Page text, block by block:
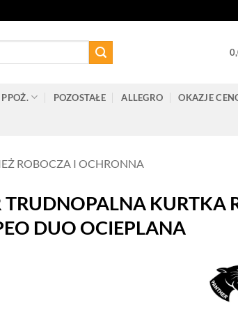
POZOSTAŁE ALLEGRO OKAZJE
ROBOCZA I OCHRONNA
TRUDNOPALNA KURTKA
DUO OCIEPLANA